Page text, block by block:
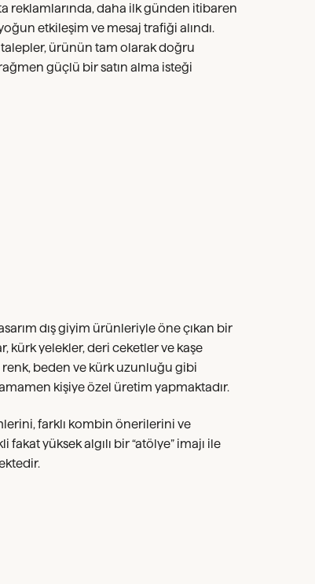
reklamlarında, daha ilk günden itibaren
etkileşim ve mesaj trafiği alındı.
ürünün tam olarak doğru
güçlü bir satın alma isteği
dış giyim ürünleriyle öne çıkan bir
kürk yelekler, deri ceketler ve kaşe
beden ve kürk uzunluğu gibi
kişiye özel üretim yapmaktadır.
farklı kombin önerilerini ve
yüksek algılı bir “atölye” imajı ile